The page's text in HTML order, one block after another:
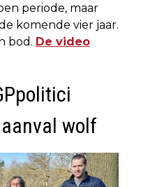
periode, maar
komende vier jaar.
bod. De video
wolf